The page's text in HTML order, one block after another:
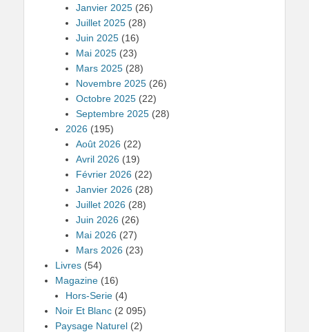
Janvier 2025 (26)
Juillet 2025 (28)
Juin 2025 (16)
Mai 2025 (23)
Mars 2025 (28)
Novembre 2025 (26)
Octobre 2025 (22)
Septembre 2025 (28)
2026 (195)
Août 2026 (22)
Avril 2026 (19)
Février 2026 (22)
Janvier 2026 (28)
Juillet 2026 (28)
Juin 2026 (26)
Mai 2026 (27)
Mars 2026 (23)
Livres (54)
Magazine (16)
Hors-Serie (4)
Noir Et Blanc (2 095)
Paysage Naturel (2)